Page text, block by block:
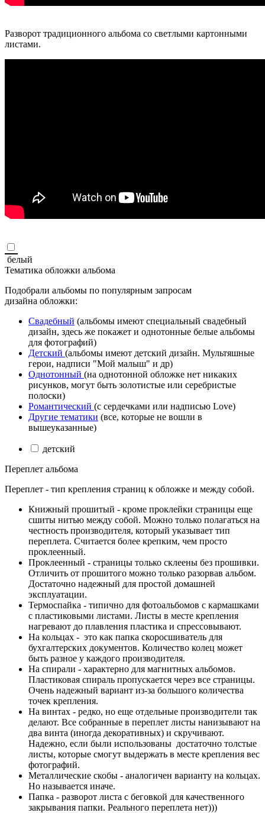
Разворот традиционного альбома со светлыми картонными
листами.
белый
Тематика обложки альбома
Подобрали альбомы по популярным запросам
дизайна обложки:
Свадебный (альбомы имеют специальный свадебный
дизайн, здесь же покажет и однотонные белые альбомы
для фотографий)
Детский (альбомы имеют детский дизайн. Мультяшные
герои, надписи "Мой малыш" и др)
Однотонный (на однотонной обложке нет никаких
рисунков, могут быть золотистые или серебристые
полоски)
Романтический (с сердечками или надписью Love)
Другие тематики (все, которые не вошли в
вышеуказанные)
детский
Переплет альбома
Переплет - тип крепления страниц к обложке и между собой.
Книжный прошитый - кроме проклейки страницы еще
сшиты нитью между собой. Можно только полагаться на
честность производителя, который указывает тип
переплета. Считается более крепким, чем просто
проклеенный.
Проклеенный - страницы только склеены без прошивки.
Отличить от прошитого можно только разорвав альбом.
Достаточно надежный для простой домашней
эксплуатации.
Термоспайка - типично для фотоальбомов с кармашками
с пластиковыми листами. Листы в месте крепления
нагревают до плавления пластика и спрессовывают.
На кольцах - это как папка скоросшиватель для
бухгалтерских документов. Количество колец может
быть разное у каждого производителя.
На спирали - характерно для магнитных альбомов.
Пластиковая спираль пропускается через все страницы.
Очень надежный вариант из-за большого количества
точек крепления.
На винтах - редко, но еще отдельные производители так
делают. Все собранные в переплет листы нанизывают на
два винта (иногда декоративных) и скручивают.
Надежно, если были использованы достаточно толстые
листы, которые смогут выдержать в месте крепления вес
фотографий.
Металлические скобы - аналогичен варианту на кольцах.
Но называется иначе.
Папка - разворот листа с беговкой для качественного
закрывания папки. Реального переплета нет)))